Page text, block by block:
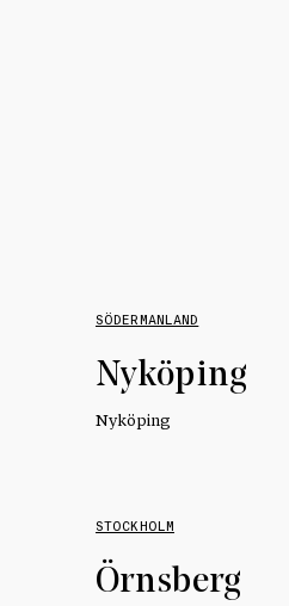
SÖDERMANLAND
Nyköping
Nyköping
STOCKHOLM
Örnsberg